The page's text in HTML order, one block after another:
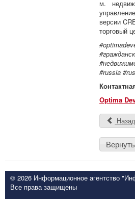
м.
версии
торговый
#
#russia
Optima
Назад
© 2026 Информационное агентство
Все права защищены